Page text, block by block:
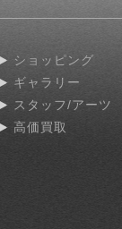
ショッピング
ギャラリー
スタッフ/アーツ
高価買取